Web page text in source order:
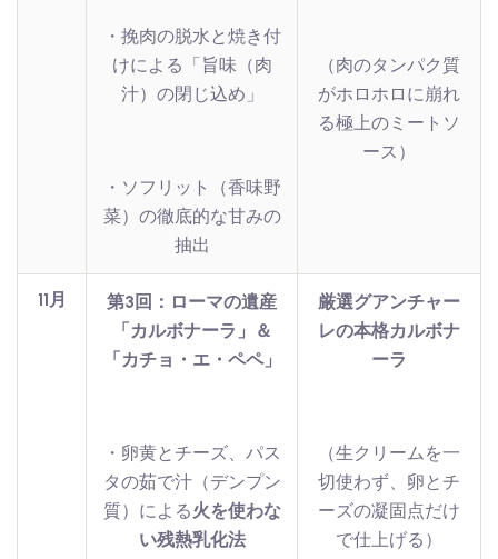
・挽肉の脱水と焼き付
けによる「旨味（肉
汁）の閉じ込め」
・ソフリット（香味野
菜）の徹底的な甘みの
抽出
（肉のタンパク質
がホロホロに崩れ
る極上のミートソ
ース）
11月
第3回：ローマの遺産
「カルボナーラ」＆
「カチョ・エ・ペペ」
・卵黄とチーズ、パス
タの茹で汁（デンプン
質）による火を使わな
い残熱乳化法
厳選グアンチャー
レの本格カルボナ
ーラ
（生クリームを一
切使わず、卵とチ
ーズの凝固点だけ
で仕上げる）